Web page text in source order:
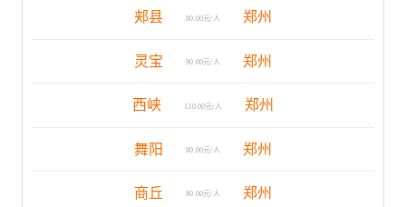
郏县 80.00元/人 郑州
灵宝 90.00元/人 郑州
西峡 130.00元/人 郑州
舞阳 80.00元/人 郑州
商丘 80.00元/人 郑州